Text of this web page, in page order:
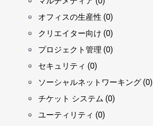
オフィスの生産性 (0)
クリエイター向け (0)
プロジェクト管理 (0)
セキュリティ (0)
ソーシャルネットワーキング (0)
チケット システム (0)
ユーティリティ (0)